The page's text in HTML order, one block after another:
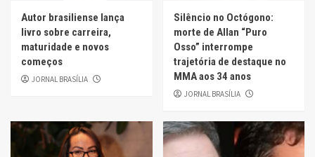
Autor brasiliense lança
livro sobre carreira,
maturidade e novos
começos
JORNAL BRASÍLIA
Silêncio no Octógono:
morte de Allan “Puro
Osso” interrompe
trajetória de destaque no
MMA aos 34 anos
JORNAL BRASÍLIA